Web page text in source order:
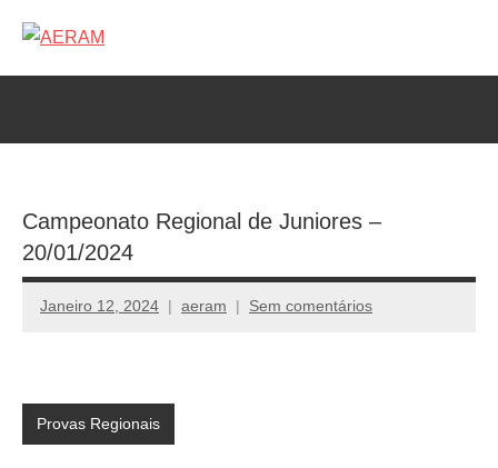
para
o
AERAM
da
Campeonato Regional de Juniores –
20/01/2024
Janeiro 12, 2024 aeram Sem comentários
Provas Regionais